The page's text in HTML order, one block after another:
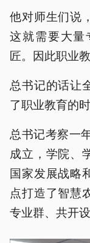
他对师生们说
这就需要大量
匠。因此职业
总书记的话让
了职业教育的
总书记考察一
成立，学院、
国家发展战略
点打造了智慧
专业群、共开